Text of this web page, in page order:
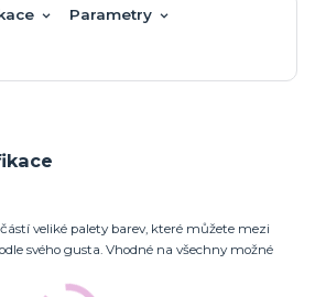
Parametry
veliké palety barev, které můžete mezi
svého gusta. Vhodné na všechny možné